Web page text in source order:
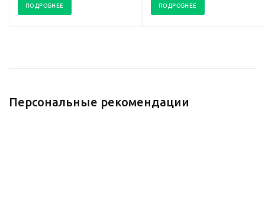
ПОДРОБНЕЕ ПОДРОБНЕЕ
Персональные рекомендации